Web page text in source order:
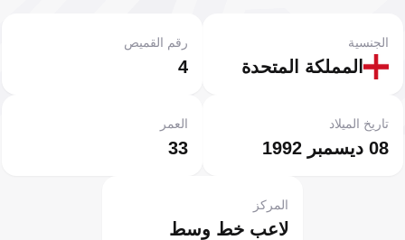
المملكة المتحدة
الجنسية
4
رقم القميص
08 ديسمبر 1992
تاريخ الميلاد
33
العمر
لاعب خط وسط
المركز